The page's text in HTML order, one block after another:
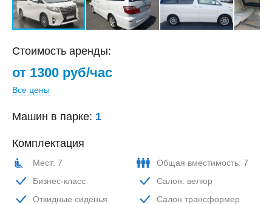
Стоимость аренды:
от 1300 руб/час
Все цены
Машин в парке: 1
Комплектация
Мест: 7
Общая вместимость: 7
Бизнес-класс
Салон: велюр
Откидные сиденья
Салон трансформер